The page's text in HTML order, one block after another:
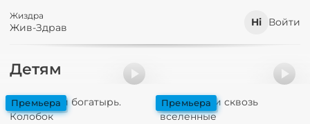
Жиздра
Жив-Здрав Войти
Детям
премьера
Последний богатырь.
Колобок
премьера
Смешарики сквозь
вселенные